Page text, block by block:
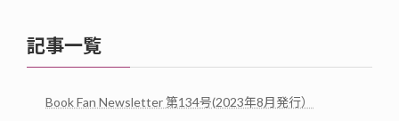
記事一覧
Book Fan Newsletter 第134号(2023年8月発行）